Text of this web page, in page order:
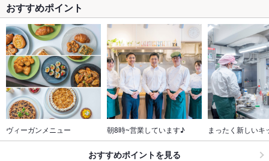
おすすめポイント
ヴィーガンメニュー 朝8時~営業しています♪ まったく新しい
おすすめポイントを見る